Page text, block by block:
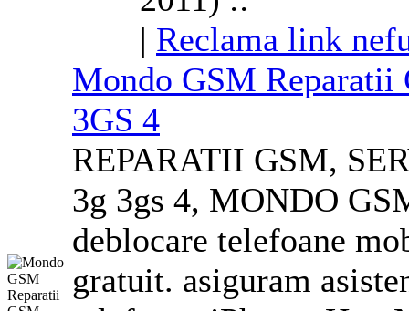
| Reclama link
Mondo GSM
3GS 4
REPARATII GSM,
3g 3gs 4, MONDO
deblocare telefoane
gratuit. asiguram